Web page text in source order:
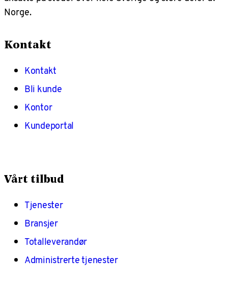
Norge.
Kontakt
Kontakt
Bli kunde
Kontor
Kundeportal
Vårt tilbud
Tjenester
Bransjer
Totalleverandør
Administrerte tjenester